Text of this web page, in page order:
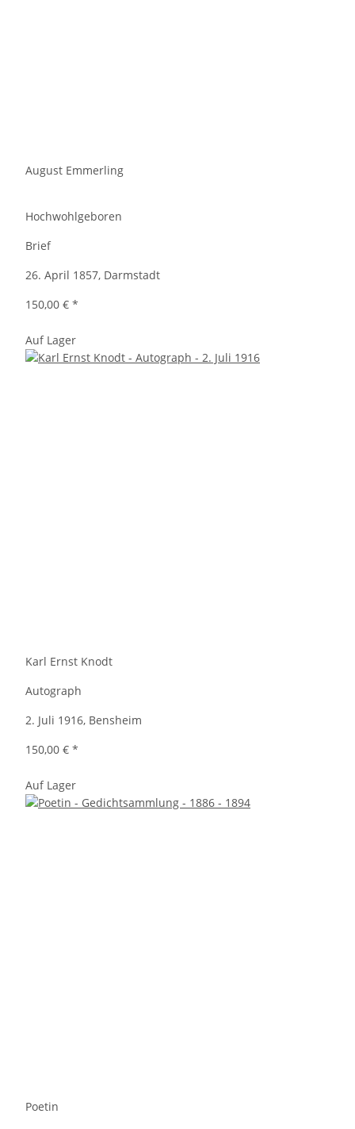
August Emmerling
Hochwohlgeboren
Brief
26. April 1857, Darmstadt
150,00 € *
Auf Lager
Karl Ernst Knodt
Autograph
2. Juli 1916, Bensheim
150,00 € *
Auf Lager
Poetin